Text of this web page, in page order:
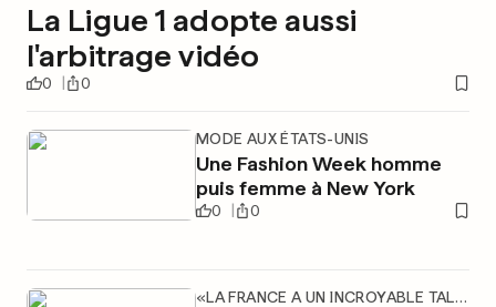
La Ligue 1 adopte aussi
l'arbitrage vidéo
0 0
MODE AUX ÉTATS-UNIS
Une Fashion Week homme
puis femme à New York
0 0
«LA FRANCE A UN INCROYABLE TALENT»